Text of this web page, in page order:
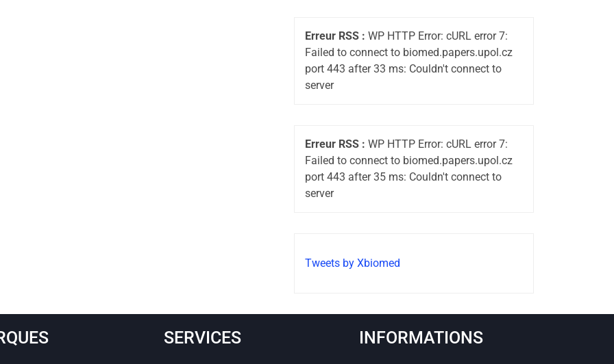
Erreur RSS : WP HTTP Error: cURL error 7:
Failed to connect to biomed.papers.upol.cz
port 443 after 33 ms: Couldn't connect to
server
Erreur RSS : WP HTTP Error: cURL error 7:
Failed to connect to biomed.papers.upol.cz
port 443 after 35 ms: Couldn't connect to
server
Tweets by Xbiomed
SERVICES INFORMATIONS